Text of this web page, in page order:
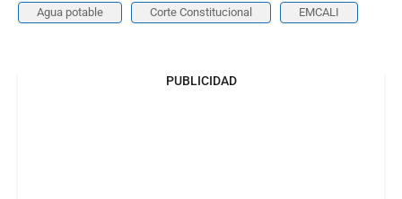
Agua potable Corte Constitucional EMCALI
PUBLICIDAD